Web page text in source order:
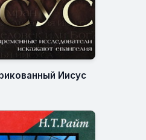
Иисус